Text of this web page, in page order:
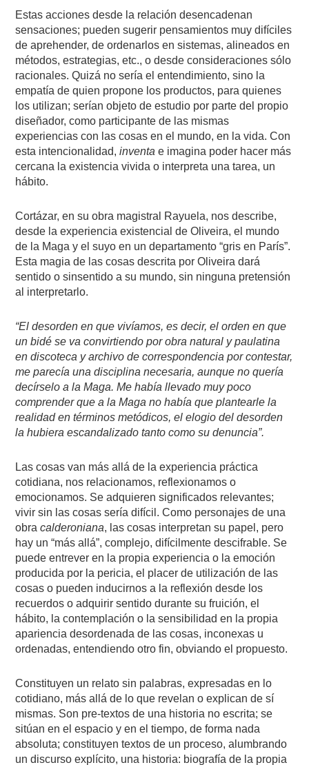
Estas acciones desde la relación desencadenan
sensaciones; pueden sugerir pensamientos muy difíciles
de aprehender, de ordenarlos en sistemas, alineados en
métodos, estrategias, etc., o desde consideraciones sólo
racionales. Quizá no sería el entendimiento, sino la
empatía de quien propone los productos, para quienes
los utilizan; serían objeto de estudio por parte del propio
diseñador, como participante de las mismas
experiencias con las cosas en el mundo, en la vida. Con
esta intencionalidad,inventa e imagina poder hacer más
cercana la existencia vivida o interpreta una tarea, un
hábito.
Cortázar, en su obra magistral Rayuela, nos describe,
desde la experiencia existencial de Oliveira, el mundo
de la Maga y el suyo en un departamento “gris en París”.
Esta magia de las cosas descrita por Oliveira dará
sentido o sinsentido a su mundo, sin ninguna pretensión
al interpretarlo.
“El desorden en que vivíamos, es decir, el orden en que
un bidé se va convirtiendo por obra natural y paulatina
en discoteca y archivo de correspondencia por contestar,
me parecía una disciplina necesaria, aunque no quería
decírselo a la Maga. Me había llevado muy poco
comprender que a la Maga no había que plantearle la
realidad en términos metódicos, el elogio del desorden
la hubiera escandalizado tanto como su denuncia”.
Las cosas van más allá de la experiencia práctica
cotidiana, nos relacionamos, reflexionamos o
emocionamos. Se adquieren significados relevantes;
vivir sin las cosas sería difícil. Como personajes de una
obracalderoniana, las cosas interpretan su papel, pero
hay un “más allá”, complejo, difícilmente descifrable. Se
puede entrever en la propia experiencia o la emoción
producida por la pericia, el placer de utilización de las
cosas o pueden inducirnos a la reflexión desde los
recuerdos o adquirir sentido durante su fruición, el
hábito, la contemplación o la sensibilidad en la propia
apariencia desordenada de las cosas, inconexas u
ordenadas, entendiendo otro fin, obviando el propuesto.
Constituyen un relato sin palabras, expresadas en lo
cotidiano, más allá de lo que revelan o explican de sí
mismas. Son pre-textos de una historia no escrita; se
sitúan en el espacio y en el tiempo, de forma nada
absoluta; constituyen textos de un proceso, alumbrando
un discurso explícito, una historia: biografía de la propia